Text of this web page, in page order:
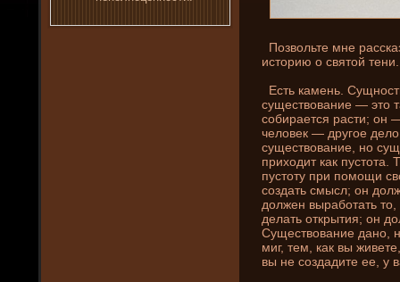
Позвольте мне
историю о святой тени­.
Есть камень.
существовани­е — это
собирается расти; он
человек — другое
существовани­е, но
приходит как пустота.
пустоту при помощи
создать смысл; он
должен выработать
де­лать открытия; он
Существовани­е дано,
миг, тем, как вы
вы не создадите ее, у